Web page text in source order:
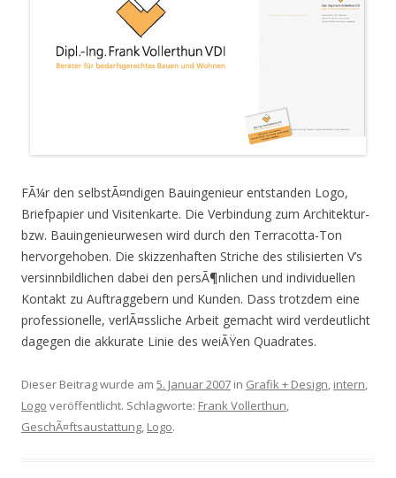
FÃ¼r den selbstÃ¤ndigen Bauingenieur entstanden Logo,
Briefpapier und Visitenkarte. Die Verbindung zum Architektur-
bzw. Bauingenieurwesen wird durch den Terracotta-Ton
hervorgehoben. Die skizzenhaften Striche des stilisierten V’s
versinnbildlichen dabei den persÃ¶nlichen und individuellen
Kontakt zu Auftraggebern und Kunden. Dass trotzdem eine
professionelle, verlÃ¤ssliche Arbeit gemacht wird verdeutlicht
dagegen die akkurate Linie des weiÃŸen Quadrates.
Dieser Beitrag wurde am 5. Januar 2007 in Grafik + Design, intern,
Logo veröffentlicht. Schlagworte: Frank Vollerthun,
GeschÃ¤ftsaustattung, Logo.